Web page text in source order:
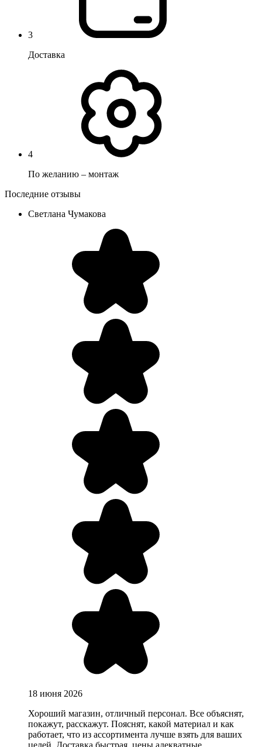
3
Доставка
4
По желанию – монтаж
Последние отзывы
Светлана Чумакова
18 июня 2026
Хороший магазин, отличный персонал. Все объяснят,
покажут, расскажут. Пояснят, какой материал и как
работает, что из ассортимента лучше взять для ваших
целей. Доставка быстрая, цены адекватные.